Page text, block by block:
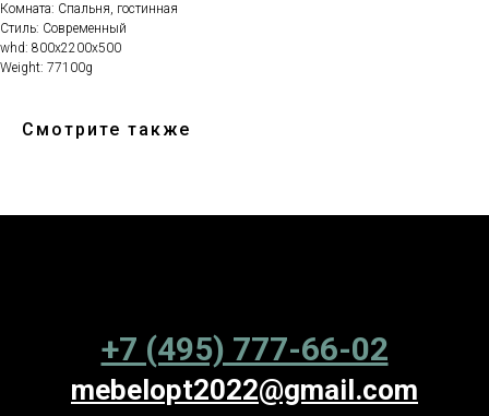
Комната: Спальня, гостинная
Стиль: Современный
whd: 800x2200x500
Weight: 77100g
Смотрите также
+7 (495) 777-66-02
mebelopt2022@gmail.com